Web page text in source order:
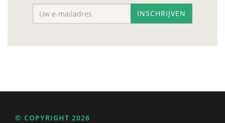
INSCHRIJVEN
© COPYRIGHT 2026